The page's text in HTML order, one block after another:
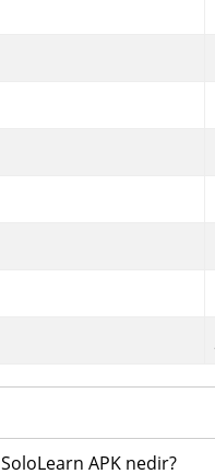
SoloLearn APK nedir?